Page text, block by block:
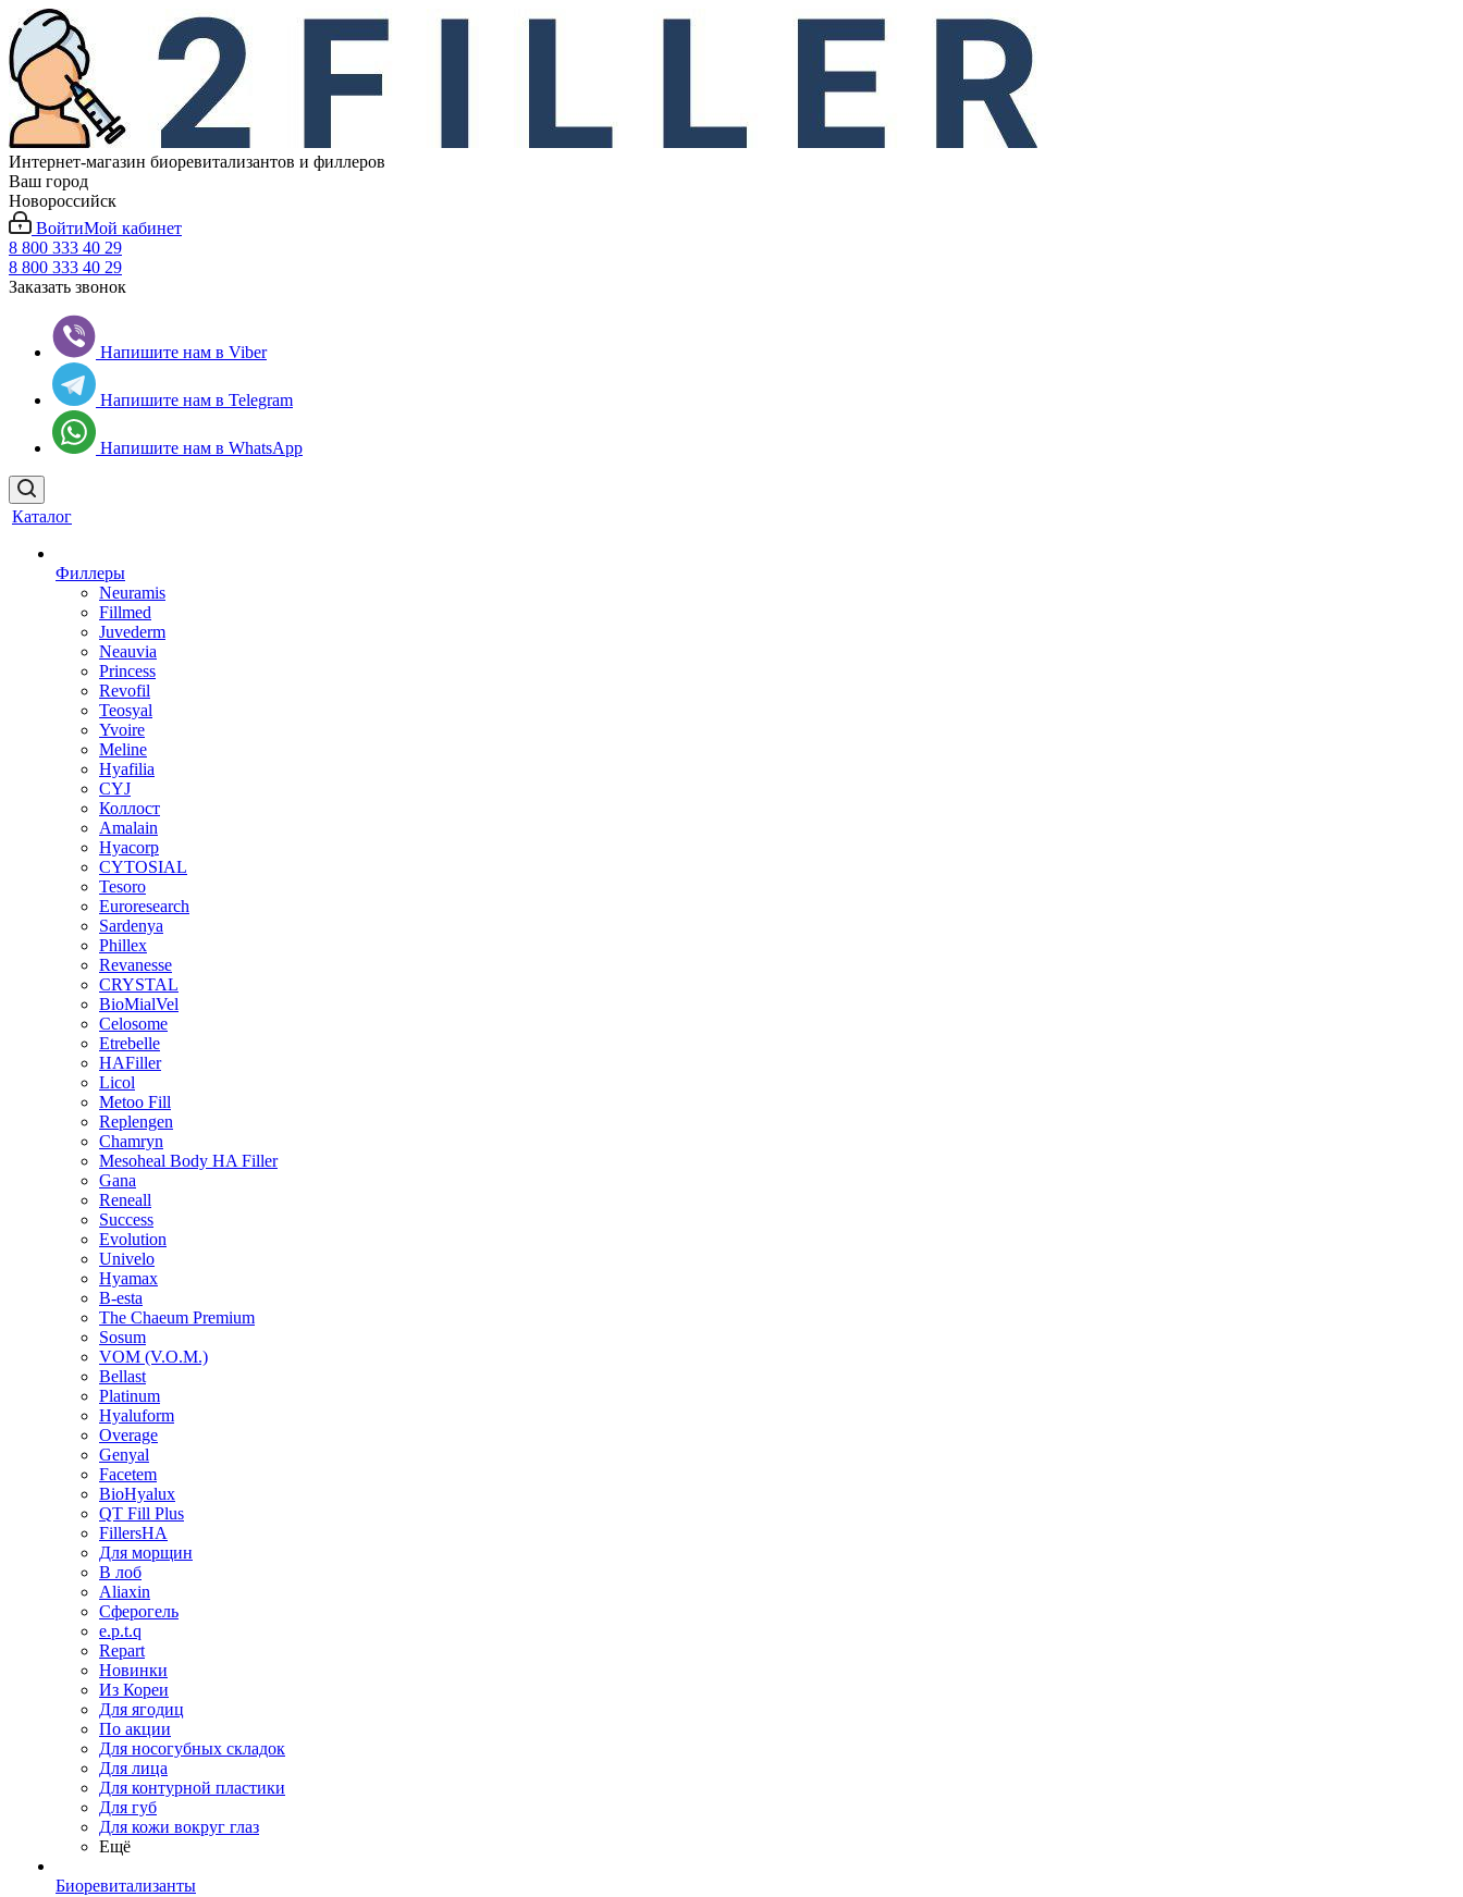
Интернет-магазин биоревитализантов и филлеров
Ваш город
Новороссийск
ВойтиМой кабинет
8 800 333 40 29
8 800 333 40 29
Заказать звонок
Напишите нам в Viber
Напишите нам в Telegram
Напишите нам в WhatsApp
Каталог
Филлеры
Neuramis
Fillmed
Juvederm
Neauvia
Princess
Revofil
Teosyal
Yvoire
Meline
Hyafilia
CYJ
Коллост
Amalain
Hyacorp
CYTOSIAL
Tesoro
Euroresearch
Sardenya
Phillex
Revanesse
CRYSTAL
BioMialVel
Celosome
Etrebelle
HAFiller
Licol
Metoo Fill
Replengen
Chamryn
Mesoheal Body HA Filler
Gana
Reneall
Success
Evolution
Univelo
Hyamax
B-esta
The Chaeum Premium
Sosum
VOM (V.O.M.)
Bellast
Platinum
Hyaluform
Overage
Genyal
Facetem
BioHyalux
QT Fill Plus
FillersHA
Для морщин
В лоб
Aliaxin
Сферогель
e.p.t.q
Repart
Новинки
Из Кореи
Для ягодиц
По акции
Для носогубных складок
Для лица
Для контурной пластики
Для губ
Для кожи вокруг глаз
Ещё
Биоревитализанты